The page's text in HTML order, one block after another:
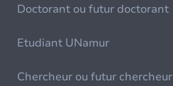
Doctorant ou futur doctorant
Etudiant UNamur
Chercheur ou futur chercheur